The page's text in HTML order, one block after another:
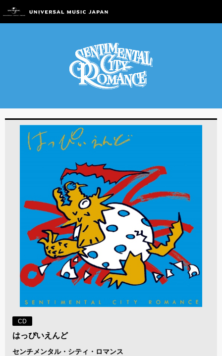
CD
はっぴいえんど
センチメンタル・シティ・ロマンス